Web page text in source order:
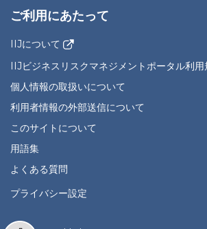
ご利用にあたって
IIJについて
IIJビジネスリスクマネジメントポータル利用
個人情報の取扱いについて
利用者情報の外部送信について
このサイトについて
用語集
よくある質問
プライバシー設定